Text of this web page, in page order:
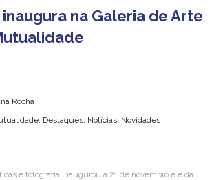
inaugura na Galeria de Arte
Rocha
Destaques, Notícias, Novidades
e fotografia inaugurou a 21 de novembro e é da